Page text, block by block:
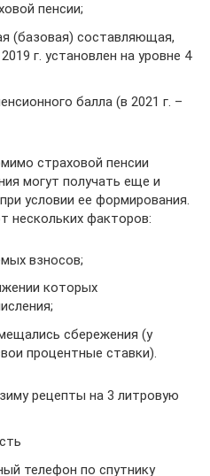
пенсии;
(базовая) составляющая,
г. установлен на уровне 4
балла (в 2021 г. –
страховой пенсии
могут получать еще и
условии ее формирования.
нескольких факторов:
взносов;
которых
сбережения (у
процентные ставки).
рецепты на 3 литровую
телефон по спутнику